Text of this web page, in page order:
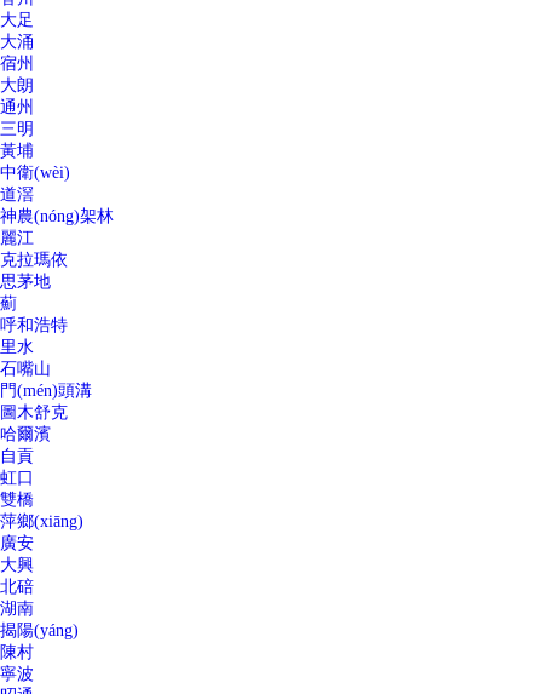
大足
大涌
宿州
大朗
通州
三明
黃埔
中衛(wèi)
道滘
神農(nóng)架林
麗江
克拉瑪依
思茅地
薊
呼和浩特
里水
石嘴山
門(mén)頭溝
圖木舒克
哈爾濱
自貢
虹口
雙橋
萍鄉(xiāng)
廣安
大興
北碚
湖南
揭陽(yáng)
陳村
寧波